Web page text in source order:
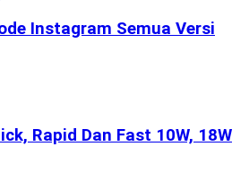
Instagram Semua Versi
Rapid Dan Fast 10W, 18W